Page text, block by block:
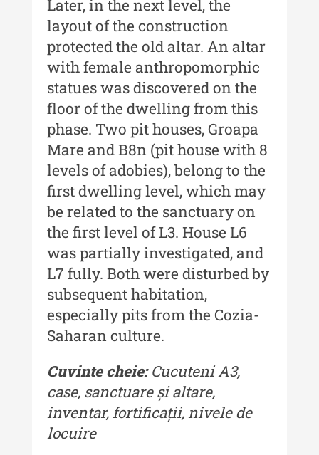
XIV / Nr. 14 / 2020
Buletinul Muzeului Științei și
Tehnicii ”Ștefan Procopiu” - An
XII / Nr. 13 / 2019
Indexul Complet
Buletinul Centrului de Cercetare și
Conservare-Restaurare a
Patrimoniului
Buletinul Centrului de Cercetare
și Conservare-Restaurare a
Patrimoniului - 2021
Buletinul Centrului de Cercetare
și Conservare-Restaurare a
Patrimoniului - 2020
Buletinul Centrului de Cercetare
și Conservare-Restaurare a
Patrimoniului - 2019
Indexul Complet
MediCult - Revista de mediere
culturală
Later, in the next level, the
layout of the construction
protected the old altar. An altar
with female anthropomorphic
statues was discovered on the
floor of the dwelling from this
phase. Two pit houses, Groapa
Mare and B8n (pit house with 8
levels of adobies), belong to the
first dwelling level, which may
be related to the sanctuary on
the first level of L3. House L6
was partially investigated, and
L7 fully. Both were disturbed by
subsequent habitation,
especially pits from the Cozia-
Saharan culture.
Cuvinte cheie:Cucuteni A3,
case, sanctuare și altare,
inventar, fortificații, nivele de
locuire